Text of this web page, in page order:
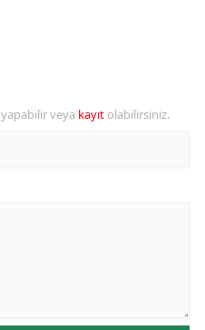
yapabilir veya kayıt olabilirsiniz.